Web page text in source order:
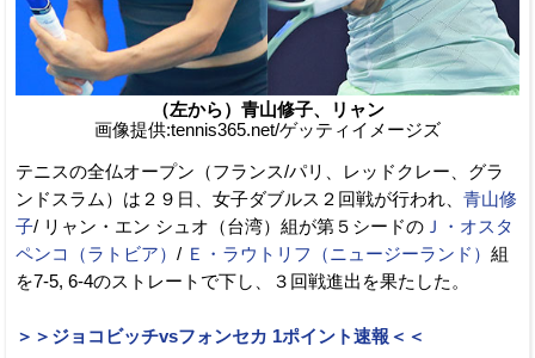
（左から）青山修子、リャン
画像提供:tennis365.net/ゲッティイメージズ
テニスの全仏オープン（フランス/パリ、レッドクレー、グラ
ンドスラム）は２９日、女子ダブルス２回戦が行われ、 青山修
子/ リャン・エン シュオ（台湾）組が第５シードの Ｊ・オスタ
ペンコ（ラトビア） / Ｅ・ラウトリフ（ニュージーランド） 組
を7-5, 6-4のストレートで下し、３回戦進出を果たした。
＞＞ジョコビッチvsフォンセカ 1ポイント速報＜＜